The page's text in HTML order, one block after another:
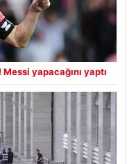
yapacağını yaptı